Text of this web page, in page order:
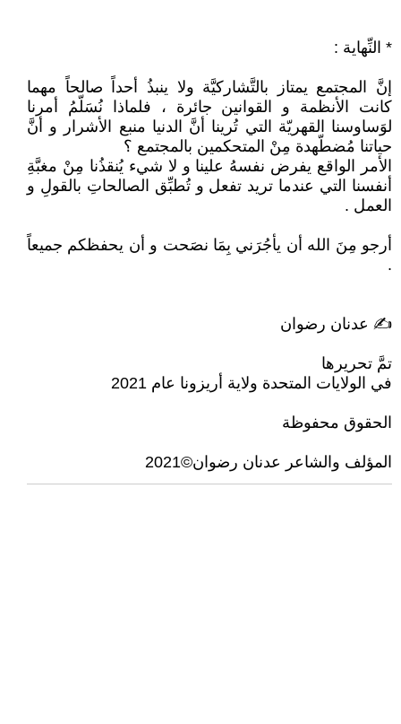
* النِّهاية :
إنَّ المجتمع يمتاز بالتَّشاركيَّة ولا ينبذُ أحداً صالحاً مهما
كانت الأنظمة و القوانين جائرة ، فلماذا نُسَلّمُ أمرنا
لوَساوسنا القهريّة التي تُرينا أنَّ الدنيا منبع الأشرار و أنَّ
حياتنا مُضطّهدة مِنْ المتحكمين بالمجتمع ؟
الأمر الواقع يفرض نفسهُ علينا و لا شيء يُنقذُنا مِنْ مغبَّةِ
أنفسنا التي عندما تريد تفعل و تُطبِّق الصالحاتِ بالقولِ و
العمل .
أرجو مِنَ الله أن يأجُرَني بِمَا نصَحت و أن يحفظكم جميعاً
.
✍ عدنان رضوان
تمَّ تحريرها
في الولايات المتحدة ولاية أريزونا عام 2021
الحقوق محفوظة
المؤلف والشاعر عدنان رضوان©2021